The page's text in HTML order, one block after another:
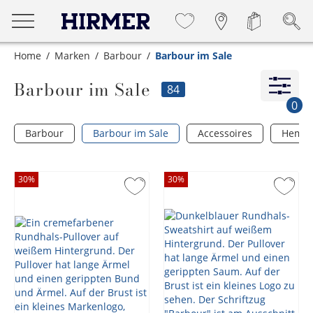
Home Marken Barbour Barbour im Sale
Barbour im Sale
84
0
Barbour Barbour im Sale Accessoires
30% 30%